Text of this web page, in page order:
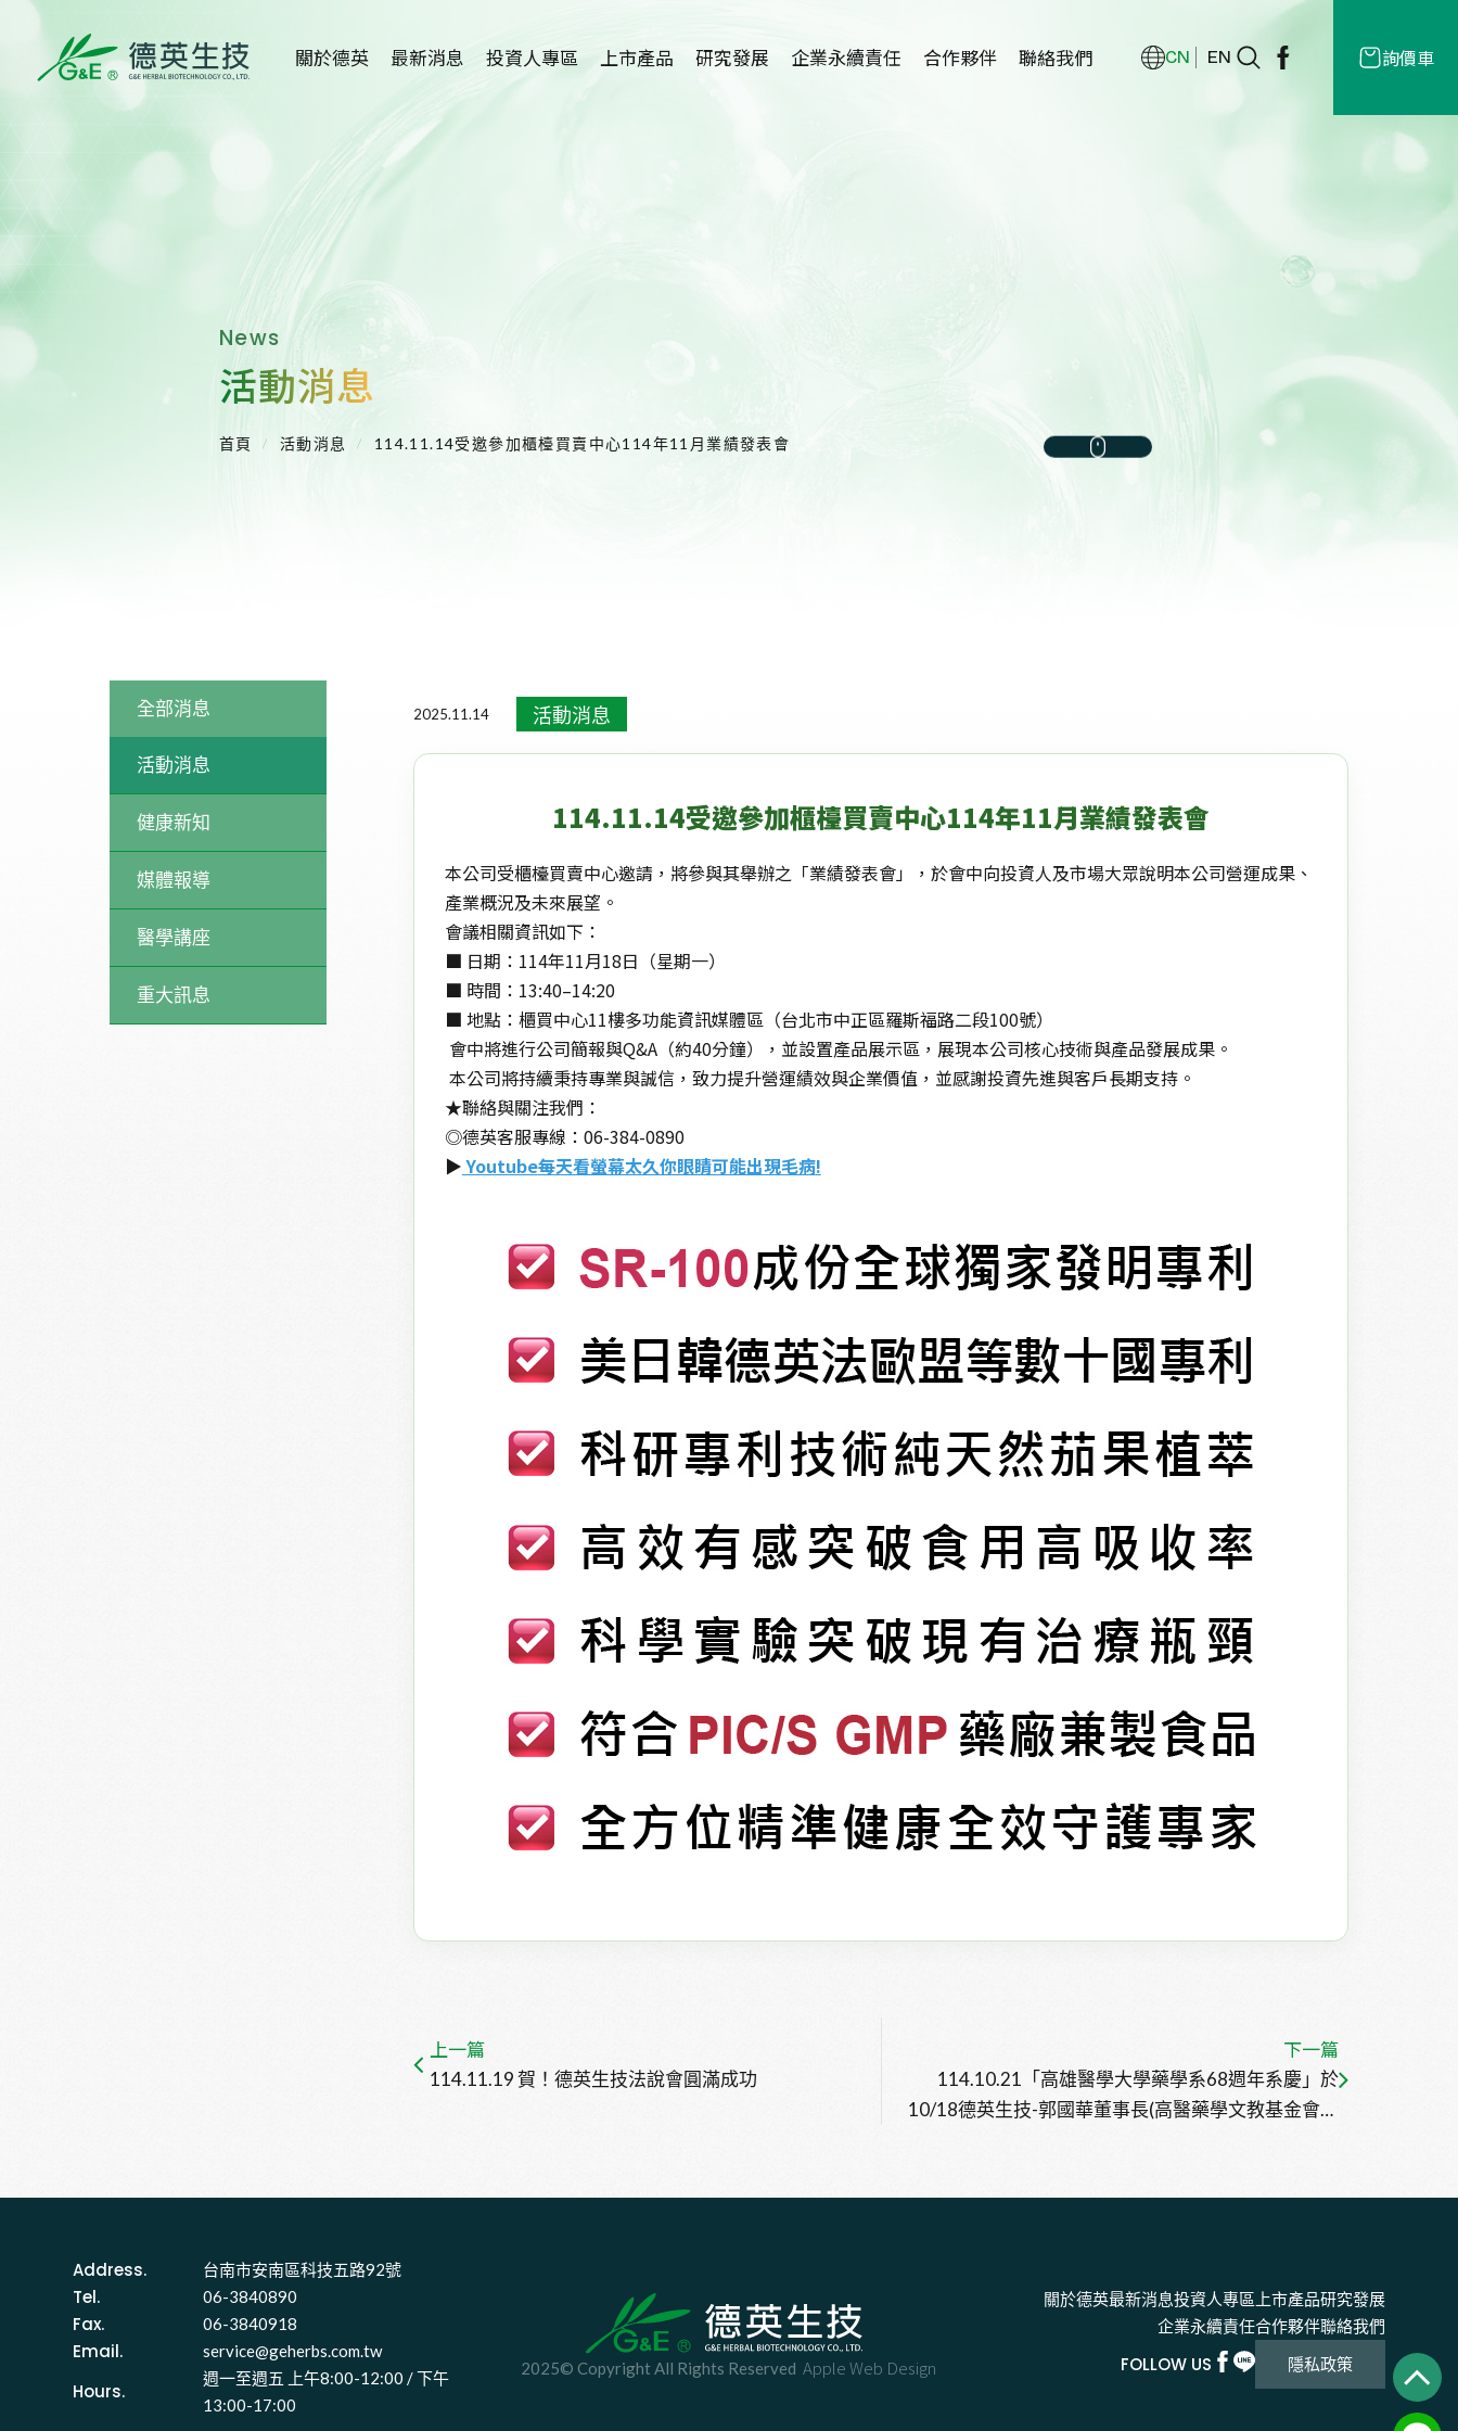
關於德英
關於德英
品牌故事
創辦人
公司沿革
得獎事蹟
最新消息
全部消息
投資人專區 上市產品 研究發展
症及廔管栓塞外用
產品開發
企業永續責任 合作夥伴 聯絡我們 CN EN 詢價車
News
活動消息
首頁 活動消息 114.11.14受邀參加櫃檯買賣中心114年11月業績發表會
全部消息
活動消息
健康新知
媒體報導
醫學講座
重大訊息
2025.11.14 活動消息
114.11.14受邀參加櫃檯買賣中心114年11月業績發表會
本公司受櫃檯買賣中心邀請，將參與其舉辦之「業績發表會」，於會中向投資人及市場大眾說明本公司營運成果、
產業概況及未來展望。
會議相關資訊如下：
■ 日期： 114年11月18日（星期一）
■ 時間： 13:40–14:20
■ 地點：櫃買中心11樓多功能資訊媒體區（台北市中正區羅斯福路二段100號）
會中將進行公司簡報與Q&A（約40分鐘），並設置產品展示區，展現本公司核心技術與產品發展成果。
本公司將持續秉持專業與誠信，致力提升營運績效與企業價值，並感謝投資先進與客戶長期支持。
★聯絡與關注我們：
◎德英客服專線：06-384-0890
▶️ Youtube每天看螢幕太久你眼睛可能出現毛病!
上一篇
114.11.19 賀！德英生技法說會圓滿成功
下一篇
114.10.21「高雄醫學大學藥學系68週年系慶」於
10/18德英生技-郭國華董事長(高醫藥學文教基金會董
2025© Copyright All Rights Reserved Apple Web Design
Address. 台南市安南區科技五路92號
Tel. 06-3840890
Fax. 06-3840918
Email. service@geherbs.com.tw
Hours.
週一至週五 上午8:00-12:00 / 下午
13:00-17:00
關於德英最新消息投資人專區 上市產品研究發展
企業永續責任合作夥伴聯絡我們
FOLLOW US 隱私政策